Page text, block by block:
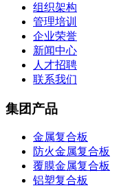
组织架构
管理培训
企业荣誉
新闻中心
人才招聘
联系我们
集团产品
金属复合板
防火金属复合板
覆膜金属复合板
铝塑复合板